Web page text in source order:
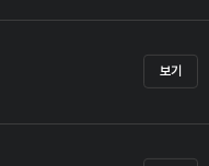
보기